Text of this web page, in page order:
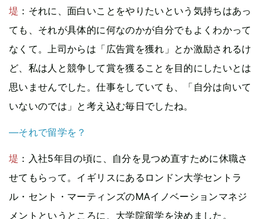
堤 ：それに、面白いことをやりたいという気持ちはあっ
ても、それが具体的に何なのかが自分でもよくわかって
なくて。上司からは「広告賞を獲れ」とか激励されるけ
ど、私は人と競争して賞を獲ることを目的にしたいとは
思いませんでした。仕事をしていても、「自分は向いて
いないのでは」と考え込む毎日でしたね。
—それで留学を？
堤 ：入社5年目の頃に、自分を見つめ直すために休職さ
せてもらって。イギリスにあるロンドン大学セントラ
ル・セント・マーティンズのMAイノベーションマネジ
メントというところに、大学院留学を決めました。